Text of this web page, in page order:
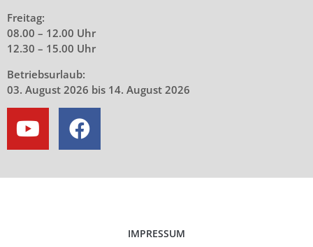
Freitag:
08.00 – 12.00 Uhr
12.30 – 15.00 Uhr
Betriebsurlaub:
03. August 2026 bis 14. August 2026
IMPRESSUM